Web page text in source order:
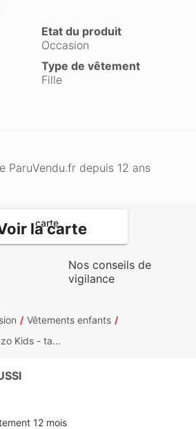
Etat du produit
Occasion
Type de vêtement
Fille
ParuVendu.fr depuis 12 ans
la carte
Nos conseils de
vigilance
Vêtements enfants
Kids - ta...
12 mois